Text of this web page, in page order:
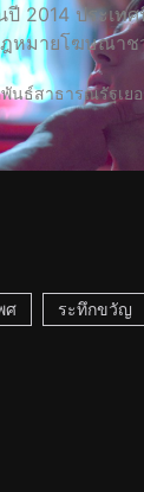
ปี 2014 ประเท
หมายโฆษณาช
นธ์สาธารณรัฐเย
ศ ระทึกขวัญ